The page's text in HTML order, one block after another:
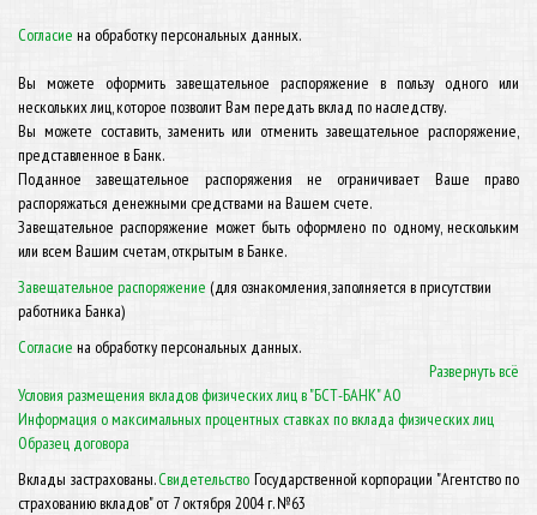
Согласие на обработку персональных данных.
Вы можете оформить завещательное распоряжение в пользу одного или
нескольких лиц, которое позволит Вам передать вклад по наследству.
Вы можете составить, заменить или отменить завещательное распоряжение,
представленное в Банк.
Поданное завещательное распоряжения не ограничивает Ваше право
распоряжаться денежными средствами на Вашем счете.
Завещательное распоряжение может быть оформлено по одному, нескольким
или всем Вашим счетам, открытым в Банке.
Завещательное распоряжение (для ознакомления, заполняется в присутствии
работника Банка)
Согласие на обработку персональных данных.
Развернуть всё
Условия размещения вкладов физических лиц в "БСТ-БАНК" АО
Информация о максимальных процентных ставках по вклада физических лиц
Образец договора
Вклады застрахованы.Свидетельство Государственной корпорации "Агентство по
страхованию вкладов" от 7 октября 2004 г. №63